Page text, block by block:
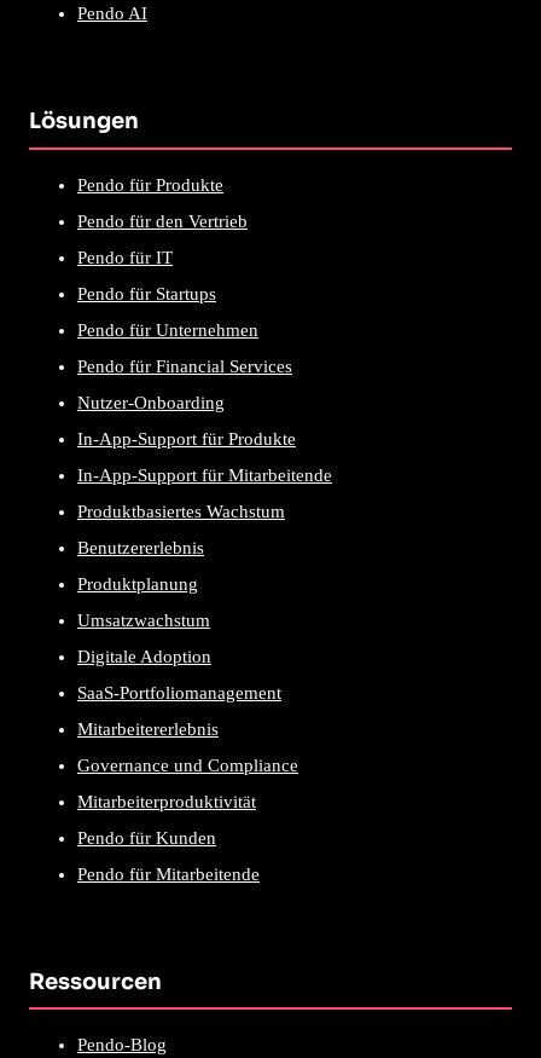
Pendo AI
Lösungen
Pendo für Produkte
Pendo für den Vertrieb
Pendo für IT
Pendo für Startups
Pendo für Unternehmen
Pendo für Financial Services
Nutzer-Onboarding
In-App-Support für Produkte
In-App-Support für Mitarbeitende
Produktbasiertes Wachstum
Benutzererlebnis
Produktplanung
Umsatzwachstum
Digitale Adoption
SaaS-Portfoliomanagement
Mitarbeitererlebnis
Governance und Compliance
Mitarbeiterproduktivität
Pendo für Kunden
Pendo für Mitarbeitende
Ressourcen
Pendo-Blog